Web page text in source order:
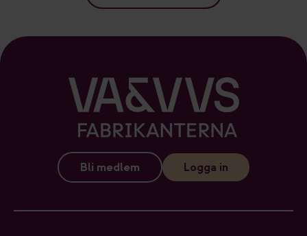
Bli medlem Logga in